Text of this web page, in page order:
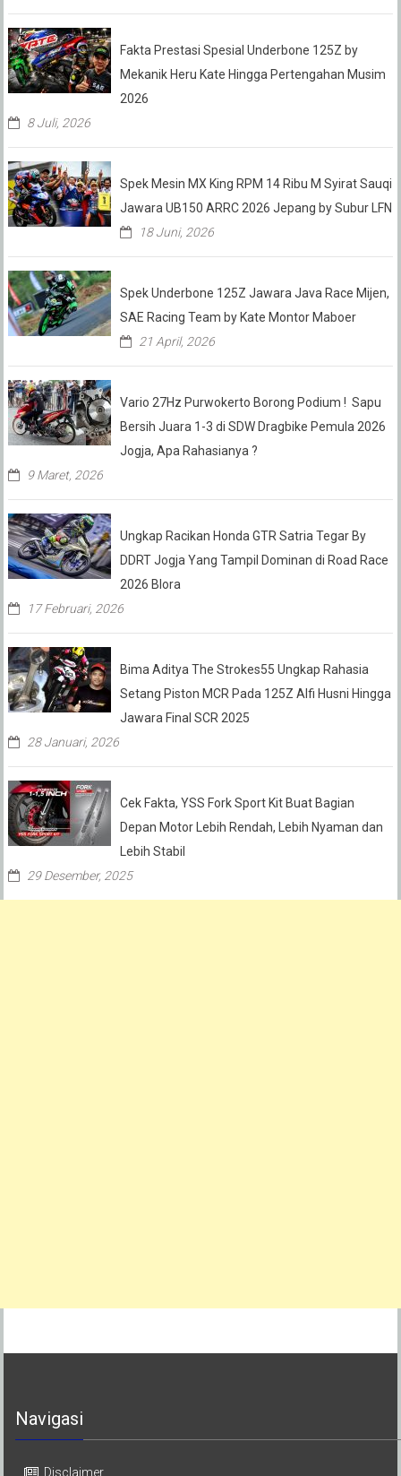
Fakta Prestasi Spesial Underbone 125Z by
Mekanik Heru Kate Hingga Pertengahan Musim
2026
8 Juli, 2026
Spek Mesin MX King RPM 14 Ribu M Syirat Sauqi
Jawara UB150 ARRC 2026 Jepang by Subur LFN
18 Juni, 2026
Spek Underbone 125Z Jawara Java Race Mijen,
SAE Racing Team by Kate Montor Maboer
21 April, 2026
Vario 27Hz Purwokerto Borong Podium ! Sapu
Bersih Juara 1-3 di SDW Dragbike Pemula 2026
Jogja, Apa Rahasianya ?
9 Maret, 2026
Ungkap Racikan Honda GTR Satria Tegar By
DDRT Jogja Yang Tampil Dominan di Road Race
2026 Blora
17 Februari, 2026
Bima Aditya The Strokes55 Ungkap Rahasia
Setang Piston MCR Pada 125Z Alfi Husni Hingga
Jawara Final SCR 2025
28 Januari, 2026
Cek Fakta, YSS Fork Sport Kit Buat Bagian
Depan Motor Lebih Rendah, Lebih Nyaman dan
Lebih Stabil
29 Desember, 2025
Navigasi
Disclaimer